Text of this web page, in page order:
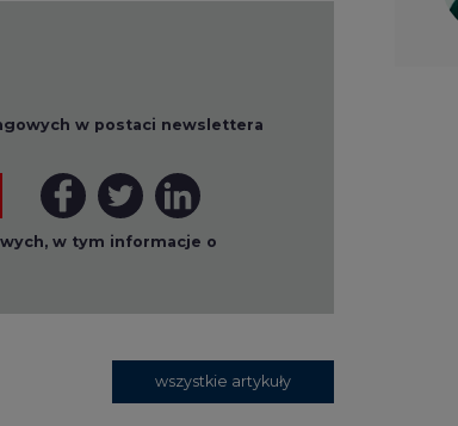
w postaci newslettera
w tym informacje o
wszystkie artykuły